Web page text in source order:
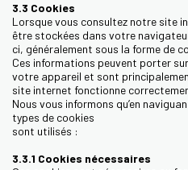
3.3 Cookies
Lorsque vous consultez notre site
être stockées dans votre
ci, généralement sous la forme de
Ces informations peuvent porter
votre appareil et sont
site internet fonctionne
Nous vous informons qu’en
types de cookies
sont utilisés :
3.3.1 Cookies nécessaires